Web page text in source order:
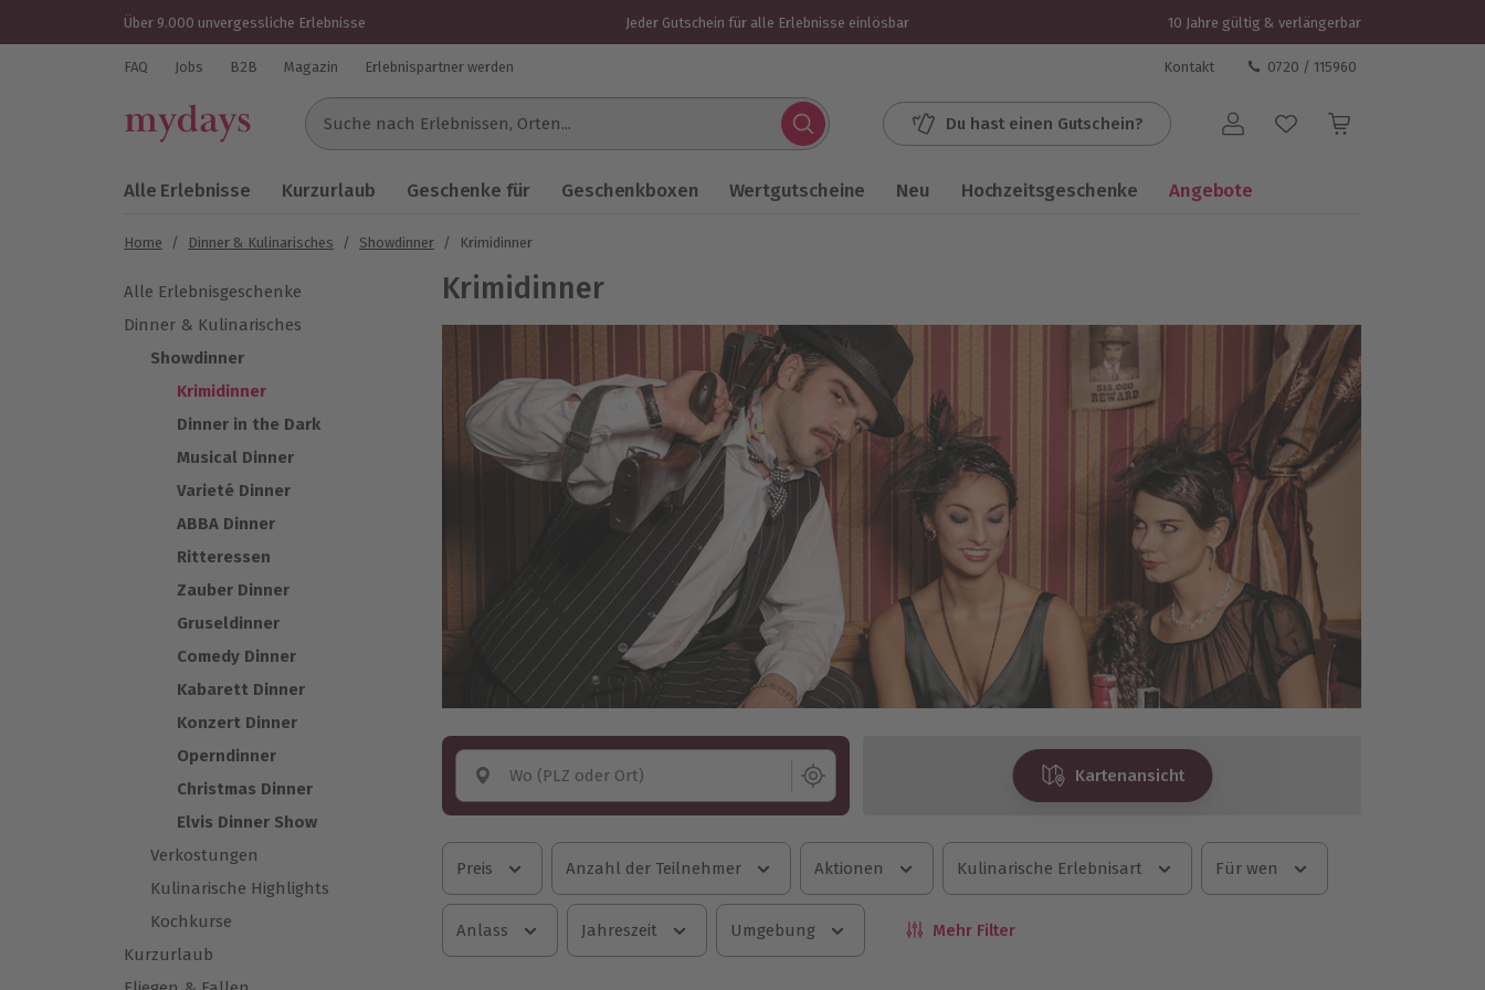
Über 9.000 unvergessliche Erlebnisse Jeder Gutschein für alle Erlebnisse einlösbar 10 Jahre gültig & verlängerbar
FAQ Jobs B2B Magazin Erlebnispartner werden Kontakt 0720 / 115960
Suche nach Erlebnissen...
Du hast einen Gutschein? Benutzerkonto
Alle Erlebnisse Kurzurlaub Geschenke für Geschenkboxen Wertgutscheine Neu Hochzeitsgeschenke Angebote
Home / Dinner & Kulinarisches / Showdinner / Krimidinner
Alle Erlebnisgeschenke
Dinner & Kulinarisches
Showdinner
Krimidinner
Dinner in the Dark
Musical Dinner
Varieté Dinner
ABBA Dinner
Ritteressen
Zauber Dinner
Gruseldinner
Comedy Dinner
Kabarett Dinner
Konzert Dinner
Operndinner
Christmas Dinner
Elvis Dinner Show
Verkostungen
Kulinarische Highlights
Kochkurse
Kurzurlaub
Krimidinner
Wo (PLZ oder Ort) Kartenansicht
Preis Anzahl der Teilnehmer Aktionen Kulinarische Erlebnisart Für wen
Anlass Jahreszeit Umgebung Mehr Filter